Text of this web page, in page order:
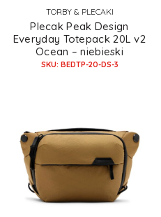
TORBY & PLECAKI
Plecak Peak Design
Everyday Totepack 20L v2
Ocean – niebieski
SKU: BEDTP-20-DS-3